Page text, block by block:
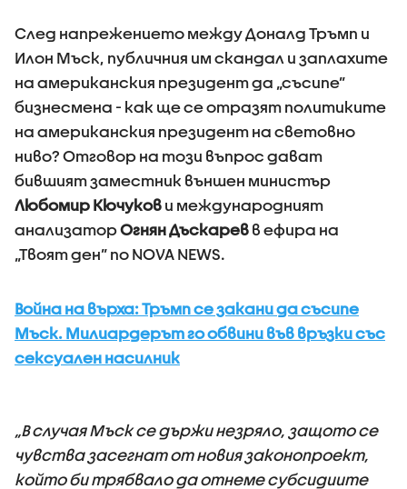
След напрежението между Доналд Тръмп и
Илон Мъск, публичния им скандал и заплахите
на американския президент да „съсипе”
бизнесмена - как ще се отразят политиките
на американския президент на световно
ниво? Отговор на този въпрос дават
бившият заместник външен министър
Любомир Кючуков и международният
анализаторОгнян Дъскарев в ефира на
„Твоят ден” по NOVA NEWS.
Война на върха: Тръмп се закани да съсипе
Мъск. Милиардерът го обвини във връзки със
сексуален насилник
„В случая Мъск се държи незряло, защото се
чувства засегнат от новия законопроект,
който би трябвало да отнеме субсидиите